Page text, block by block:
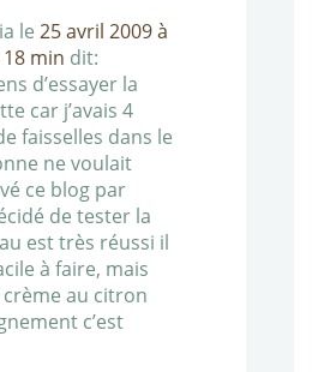
le 25 avril 2009 à
min dit:
d’essayer la
car j’avais 4
faisselles dans le
ne voulait
ce blog par
de tester la
est très réussi il
à faire, mais
crème au citron
c’est